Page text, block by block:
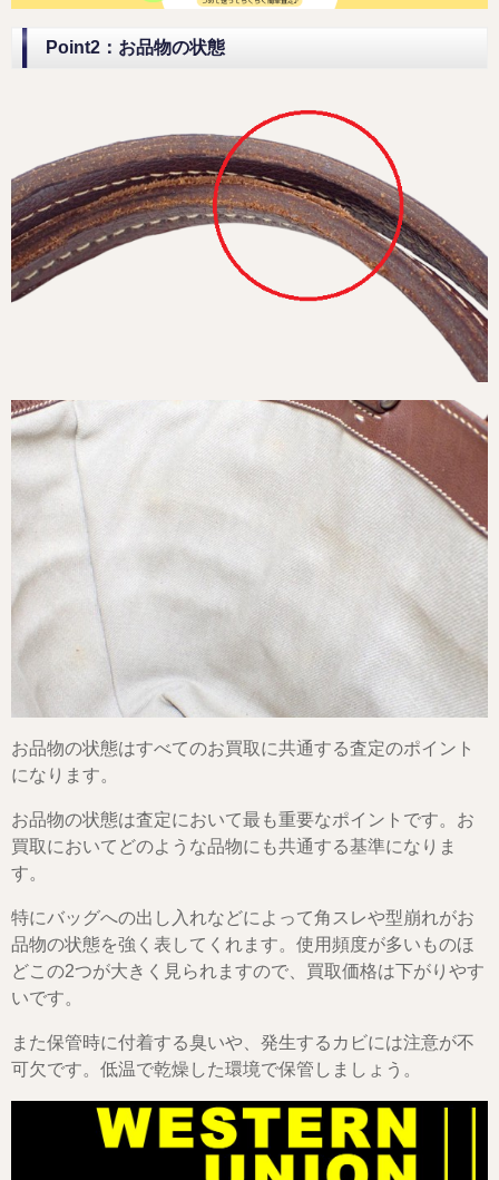
Point2：お品物の状態
お品物の状態はすべてのお買取に共通する査定のポイント
になります。
お品物の状態は査定において最も重要なポイントです。お
買取においてどのような品物にも共通する基準になりま
す。
特にバッグへの出し入れなどによって角スレや型崩れがお
品物の状態を強く表してくれます。使用頻度が多いものほ
どこの2つが大きく見られますので、買取価格は下がりやす
いです。
また保管時に付着する臭いや、発生するカビには注意が不
可欠です。低温で乾燥した環境で保管しましょう。